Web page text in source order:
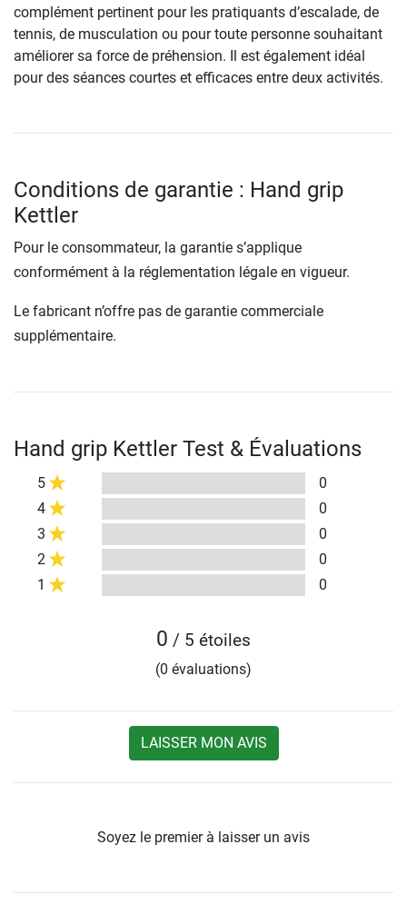
complément pertinent pour les pratiquants d’escalade, de
tennis, de musculation ou pour toute personne souhaitant
améliorer sa force de préhension. Il est également idéal
pour des séances courtes et efficaces entre deux activités.
Conditions de garantie : Hand grip
Kettler
Pour le consommateur, la garantie s’applique
conformément à la réglementation légale en vigueur.
Le fabricant n’offre pas de garantie commerciale
supplémentaire.
Hand grip Kettler Test & Évaluations
5
0
4
0
3
0
2
0
1
0
0 / 5 étoiles
(0 évaluations)
LAISSER MON AVIS
Soyez le premier à laisser un avis